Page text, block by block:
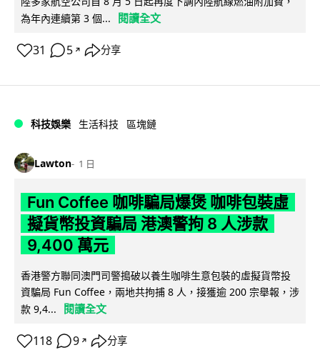
為年內連續第 3 個...
閱讀全文
31 5 ↗ 分享
科技娛樂 生活科技 區塊鏈
Lawton 1 日
Fun Coffee 咖啡騙局爆煲 咖啡包裝虛
擬貨幣投資騙局 港澳警拘 8 人涉款
9,400 萬元
香港警方聯同澳門司警搗破以養生咖啡生意包裝的虛擬貨幣投
資騙局 Fun Coffee，兩地共拘捕 8 人，接獲逾 200 宗舉報，涉
款 9,4...
閱讀全文
118 9 ↗ 分享